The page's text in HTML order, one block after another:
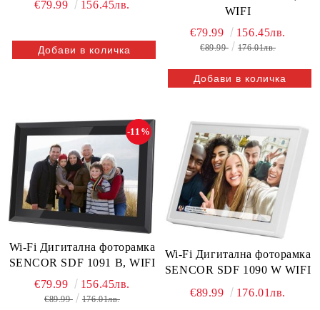
€79.99 156.45лв.
WIFI
€79.99 156.45лв.
€89.99 176.01лв.
Wi-Fi Дигитална фоторамка
SENCOR SDF 1091 B, WIFI
-11%
€79.99 156.45лв.
€89.99 176.01лв.
Wi-Fi Дигитална фоторамка
SENCOR SDF 1090 W WIFI
€89.99
176.01лв.